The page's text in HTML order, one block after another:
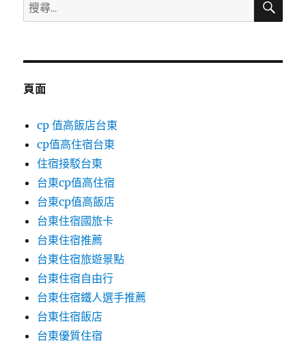
頁
尋
鍵
頁面
cp 值高飯店台東
cp值高住宿台東
住宿接駁台東
台東cp值高住宿
台東cp值高飯店
台東住宿國旅卡
台東住宿推薦
台東住宿旅遊景點
台東住宿自由行
台東住宿鐵人選手推薦
台東住宿飯店
台東優質住宿